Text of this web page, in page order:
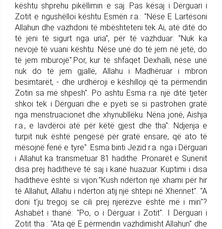
kështu shprehu pikëllimin e saj. Pas kësaj i Dërguari i
Zotit e ngushëlloi kështu Esmën r.a.: "Nëse E Lartësoni
Allahun dhe vazhdoni të mbështeteni tek Ai, atë ditë do
të jeni të sigurt nga uria", për të vazhduar: "Nuk ka
nevojë të vuani kështu. Nëse unë do të jem në jetë, do
të jem mburojë".Por, kur të shfaqet Dexhalli, nëse unë
nuk do të jem gjallë, Allahu i Madhëruar i mbron
besimtarët, - dhe urdhëroji e këshilloji që ta përmendin
Zotin sa më shpesh". Po ashtu Esma r.a. një ditë tjetër
shkoi tek i Dërguari dhe e pyeti se si pastrohen gratë
nga menstruacionet dhe xhynubllëku. Nëna jonë, Aishja
r.a., e lavdëroi atë për këtë gjest dhe tha": Ndjenja e
turpit nuk është pengesë për gratë ensare, që ato të
mësojnë fenë e tyre". Esma binti Jezid r.a. nga i Dërguari
i Allahut ka transmetuar 81 hadithe. Pronarët e Sunenit
disa prej haditheve të saj i kanë huazuar. Kuptimi i disa
haditheve është si vijon:"Kush ndërton një xhami për hir
të Allahut, Allahu i ndërton atij një shtëpi në Xhennet". "A
doni t'ju tregoj se cili prej njerëzve është më i miri"?
Ashabët i thanë: "Po, o i Dërguar i Zotit". I Dërguari i
Zotit tha : "Ata që E përmendin vazhdimisht Allahun" dhe